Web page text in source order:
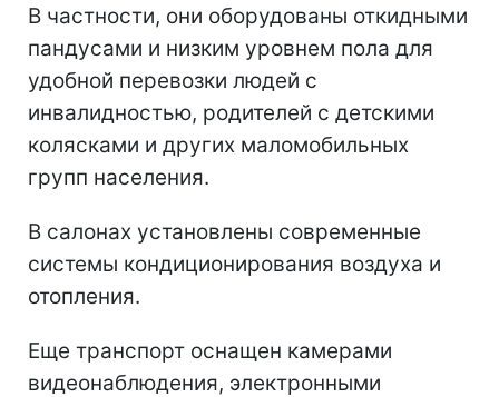
В частности, они оборудованы откидными
пандусами и низким уровнем пола для
удобной перевозки людей с
инвалидностью, родителей с детскими
колясками и других маломобильных
групп населения.
В салонах установлены современные
системы кондиционирования воздуха и
отопления.
Еще транспорт оснащен камерами
видеонаблюдения, электронными